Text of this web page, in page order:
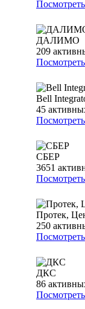
Посмотреть
ДАЛИМО
209
Посмотреть
Bell
45
Посмотреть
СБЕР
3651
Посмотреть
Протек,
250
Посмотреть
ДКС
86
Посмотреть